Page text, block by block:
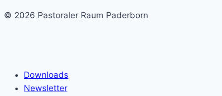
© 2026 Pastoraler Raum Paderborn
Downloads
Newsletter